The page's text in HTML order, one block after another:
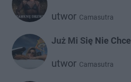
utwor Camasutra
Już Mi Się Nie Chce
utwor Camasutra